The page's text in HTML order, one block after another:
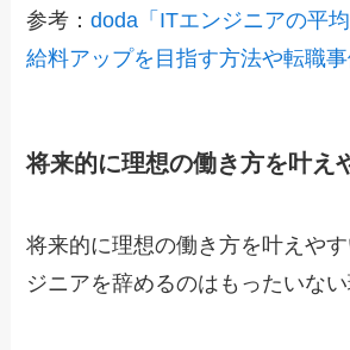
参考：doda「ITエンジニアの平
給料アップを目指す方法や転職事
将来的に理想の働き方を叶え
将来的に理想の働き方を叶えや
ジニアを辞めるのはもったいない